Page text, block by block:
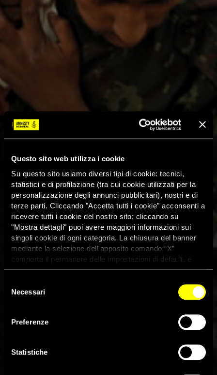
Questo sito web utilizza i cookie
Su questo sito usiamo diversi tipi di cookie: tecnici,
statistici e di profilazione (tra cui cookie utilizzati per la
personalizzazione degli annunci pubblicitari), nostri e di
terze parti. Cliccando "Accetta tutti i cookie" acconsenti a
ricevere tutti i cookie del nostro sito; cliccando su
"Mostra dettagli" puoi avere maggiori informazioni sui
singoli cookie di ogni categoria. La chiusura del banner
mediante la selezione dell'apposito comando “X”
comporta il permanere delle impostazioni di default, e
dunque la continuazione della navigazione con i cookie
dei cookie attivi sul sito clicca
delNecessari
Preferenze
Statistiche
Yemen: rischio imminente di
strage di civili ad Hodeidah